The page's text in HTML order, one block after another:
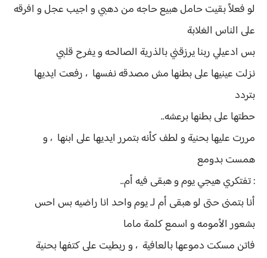
لو فعلاً بقيت حامل هبيع حاجه من دهبي و اجيب عجل و افرقه
على الناس الغلابة
بس ادعيلي ربنا يرزقني بالذرية الصالحه و يفرح قلبي
نزلت عينيها على بطنها مش مصدقه نفسها ، رفعت ايديها
بتردد
حطتها على بطنها برعشه..
مررت عليها بحنية و لطف كأنه بتمرر ايديها على ابنها ، و
همست بدومع
: تفتكري هيجي يوم و هبقى فيه أم..
أنا بتمنى حتى لو هبقى أم لـ يوم واحد انا راضيه بس احس
بشعور الأمومه و اسمع كلمة ماما
فاتن مسكت دموعها بالعافية ، و ربطيت على كتفها بحنية